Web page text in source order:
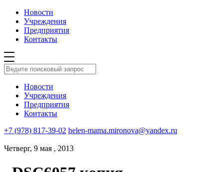
Новости
Учреждения
Предприятия
Контакты
Новости
Учреждения
Предприятия
Контакты
+7 (978) 817-39-02 helen-mama.mironova@yandex.ru
Четверг, 9 мая , 2013